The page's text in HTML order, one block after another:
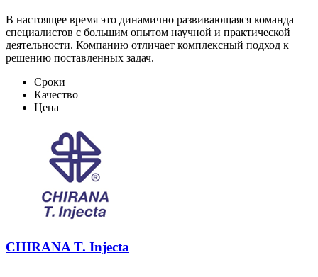
В настоящее время это динамично развивающаяся команда
специалистов с большим опытом научной и практической
деятельности. Компанию отличает комплексный подход к
решению поставленных задач.
Сроки
Качество
Цена
CHIRANA T. Injecta